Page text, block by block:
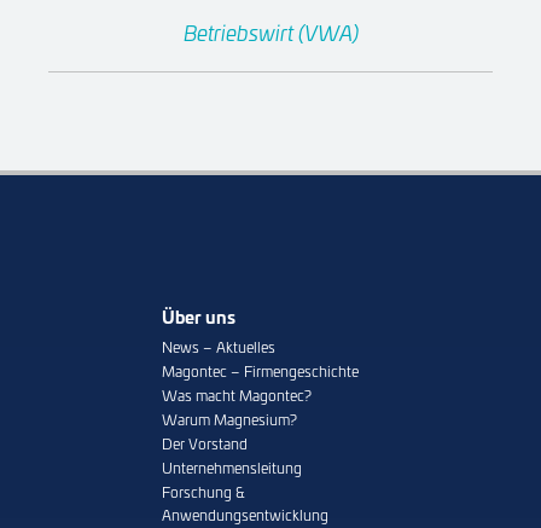
Betriebswirt (VWA)
Über uns
News – Aktuelles
Magontec – Firmengeschichte
Was macht Magontec?
Warum Magnesium?
Der Vorstand
Unternehmensleitung
Forschung &
Anwendungsentwicklung